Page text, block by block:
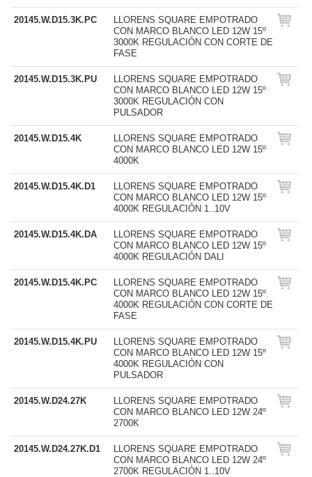
20145.W.D15.3K.PC
LLORENS SQUARE EMPOTRADO
CON MARCO BLANCO LED 12W 15º
3000K REGULACIÓN CON CORTE DE
FASE
20145.W.D15.3K.PU
LLORENS SQUARE EMPOTRADO
CON MARCO BLANCO LED 12W 15º
3000K REGULACIÓN CON
PULSADOR
20145.W.D15.4K
LLORENS SQUARE EMPOTRADO
CON MARCO BLANCO LED 12W 15º
4000K
20145.W.D15.4K.D1
LLORENS SQUARE EMPOTRADO
CON MARCO BLANCO LED 12W 15º
4000K REGULACIÓN 1..10V
20145.W.D15.4K.DA
LLORENS SQUARE EMPOTRADO
CON MARCO BLANCO LED 12W 15º
4000K REGULACIÓN DALI
20145.W.D15.4K.PC
LLORENS SQUARE EMPOTRADO
CON MARCO BLANCO LED 12W 15º
4000K REGULACIÓN CON CORTE DE
FASE
20145.W.D15.4K.PU
LLORENS SQUARE EMPOTRADO
CON MARCO BLANCO LED 12W 15º
4000K REGULACIÓN CON
PULSADOR
20145.W.D24.27K
LLORENS SQUARE EMPOTRADO
CON MARCO BLANCO LED 12W 24º
2700K
20145.W.D24.27K.D1
LLORENS SQUARE EMPOTRADO
CON MARCO BLANCO LED 12W 24º
2700K REGULACIÓN 1..10V